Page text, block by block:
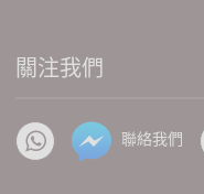
關注我們
聯絡我們